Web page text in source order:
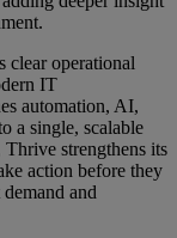
clear operational
IT
automation, AI,
a single, scalable
strengthens its
action before they
and